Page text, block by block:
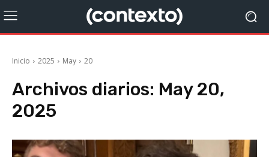
Inicio 2025 May 20
Archivos diarios: May 20,
2025